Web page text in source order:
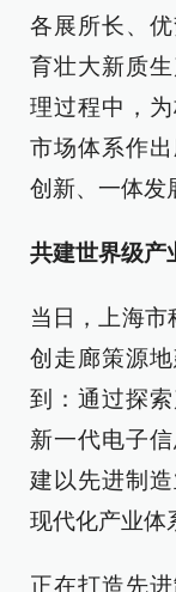
各展所长、
育壮大新质
理过程中，
市场体系作
创新、一体发
共建世界级产
当日，上海市
创走廊策源
到：通过探
新一代电子
建以先进制
现代化产业体
正在打造先